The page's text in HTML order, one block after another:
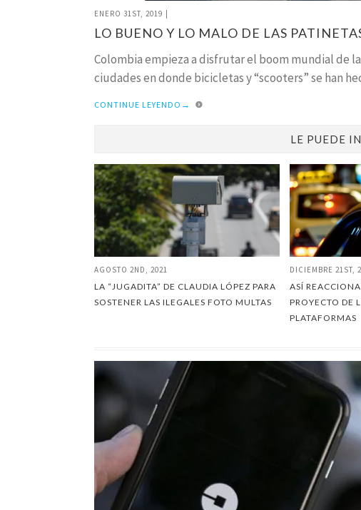
ENERO 31ST, 2019 |
LO BUENO Y LO MALO DE LAS
Colombia empieza a disfrutar el boom mundial de
ciudades en donde bicicletas y “scooters” se han
CONTINUE LEYENDO →
LE PUEDE
AGOSTO 2ND, 2021
LA “JUGADITA” DE CLAUDIA LÓPEZ PARA
SOSTENER LAS ILEGALES FOTO MULTAS
DICIEMBRE 21ST,
ASÍ
PROYECTO DE
PLATAFORMAS